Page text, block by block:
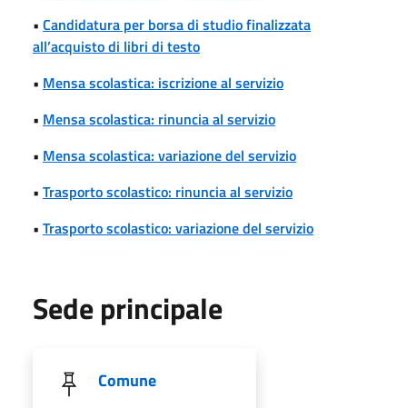
• Candidatura per borsa di studio finalizzata
all’acquisto di libri di testo
• Mensa scolastica: iscrizione al servizio
• Mensa scolastica: rinuncia al servizio
• Mensa scolastica: variazione del servizio
• Trasporto scolastico: rinuncia al servizio
• Trasporto scolastico: variazione del servizio
Sede principale
Comune